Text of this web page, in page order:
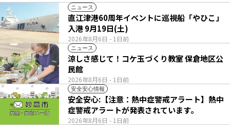
ニュース
2026年8月6日 - 1日前
直江津港60周年イベントに巡視船「やひこ」
入港 9月19日(土)
ニュース
2026年8月6日 - 1日前
涼しさ感じて！コケ玉づくり教室 保倉地区公
民館
安全安心情報
2026年8月6日 - 1日前
安全安心:【注意：熱中症警戒アラート】熱中
症警戒アラートが発表されています。